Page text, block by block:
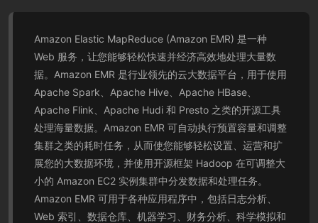
Amazon Elastic MapReduce (Amazon EMR) 是一种
Web 服务，让您能够轻松快速并经济高效地处理大量数
据。Amazon EMR 是行业领先的云大数据平台，用于使用
Apache Spark、Apache Hive、Apache HBase、
Apache Flink、Apache Hudi 和 Presto 之类的开源工具
处理海量数据。Amazon EMR 可自动执行预置容量和调整
集群之类的耗时任务，从而使您能够轻松设置、运营和扩
展您的大数据环境，并使用开源框架 Hadoop 在可调整大
小的 Amazon EC2 实例集群中分发数据和处理任务。
Amazon EMR 可用于各种应用程序中，包括日志分析、
Web 索引、数据仓库、机器学习、财务分析、科学模拟和